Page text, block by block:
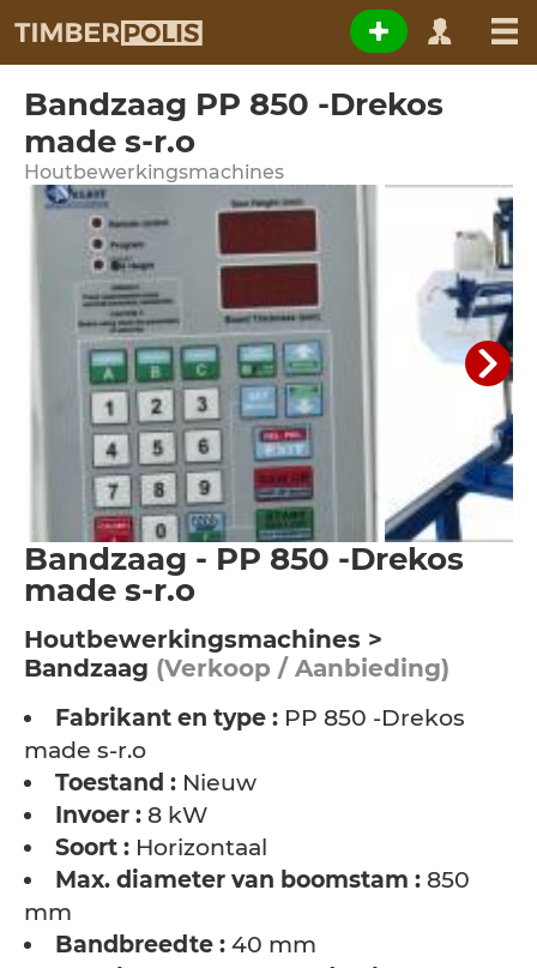
Bandzaag PP 850 -Drekos
made s-r.o
Houtbewerkingsmachines
Bandzaag - PP 850 -Drekos
made s-r.o
Houtbewerkingsmachines >
Bandzaag (Verkoop / Aanbieding)
Fabrikant en type : PP 850 -Drekos
made s-r.o
Toestand : Nieuw
Invoer : 8 kW
Soort : Horizontaal
Max. diameter van boomstam : 850
mm
Bandbreedte : 40 mm